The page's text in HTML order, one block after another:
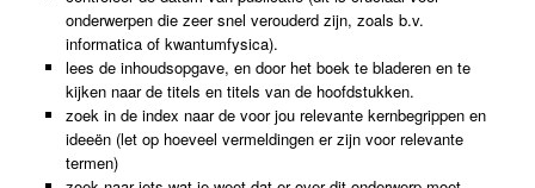
onderwerpen die zeer snel verouderd zijn, zoals b.v.
informatica of kwantumfysica).
lees de inhoudsopgave, en door het boek te bladeren en te
kijken naar de titels en titels van de hoofdstukken.
zoek in de index naar de voor jou relevante kernbegrippen en
ideeën (let op hoeveel vermeldingen er zijn voor relevante
termen)